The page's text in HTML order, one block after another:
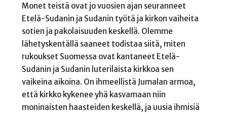
Monet teistä ovat jo vuosien ajan seuranneet
Etelä-Sudanin ja Sudanin työtä ja kirkon vaiheita
sotien ja pakolaisuuden keskellä. Olemme
lähetyskentällä saaneet todistaa siitä, miten
rukoukset Suomessa ovat kantaneet Etelä-
Sudanin ja Sudanin luterilaista kirkkoa sen
vaikeina aikoina. On ihmeellistä Jumalan armoa,
että kirkko kykenee yhä kasvamaan niin
moninaisten haasteiden keskellä, ja uusia ihmisiä